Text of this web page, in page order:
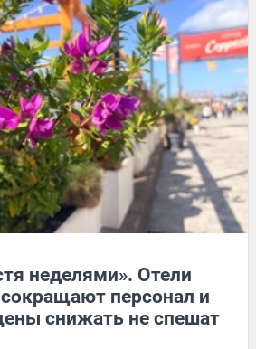
неделями». Отели
персонал и
снижать не спешат